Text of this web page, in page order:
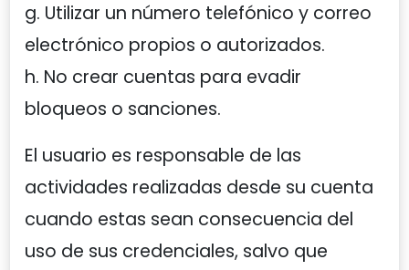
g. Utilizar un número telefónico y correo
electrónico propios o autorizados.
h. No crear cuentas para evadir
bloqueos o sanciones.
El usuario es responsable de las
actividades realizadas desde su cuenta
cuando estas sean consecuencia del
uso de sus credenciales, salvo que